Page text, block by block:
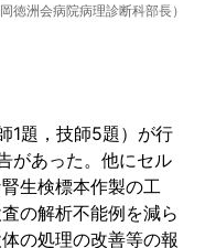
徳洲会病院病理診断科部長）
1題，技師5題）が行
があった。他にセル
生検標本作製の工
の解析不能例を減ら
の処理の改善等の報